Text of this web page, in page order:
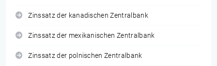
Zinssatz der kanadischen Zentralbank
Zinssatz der mexikanischen Zentralbank
Zinssatz der polnischen Zentralbank